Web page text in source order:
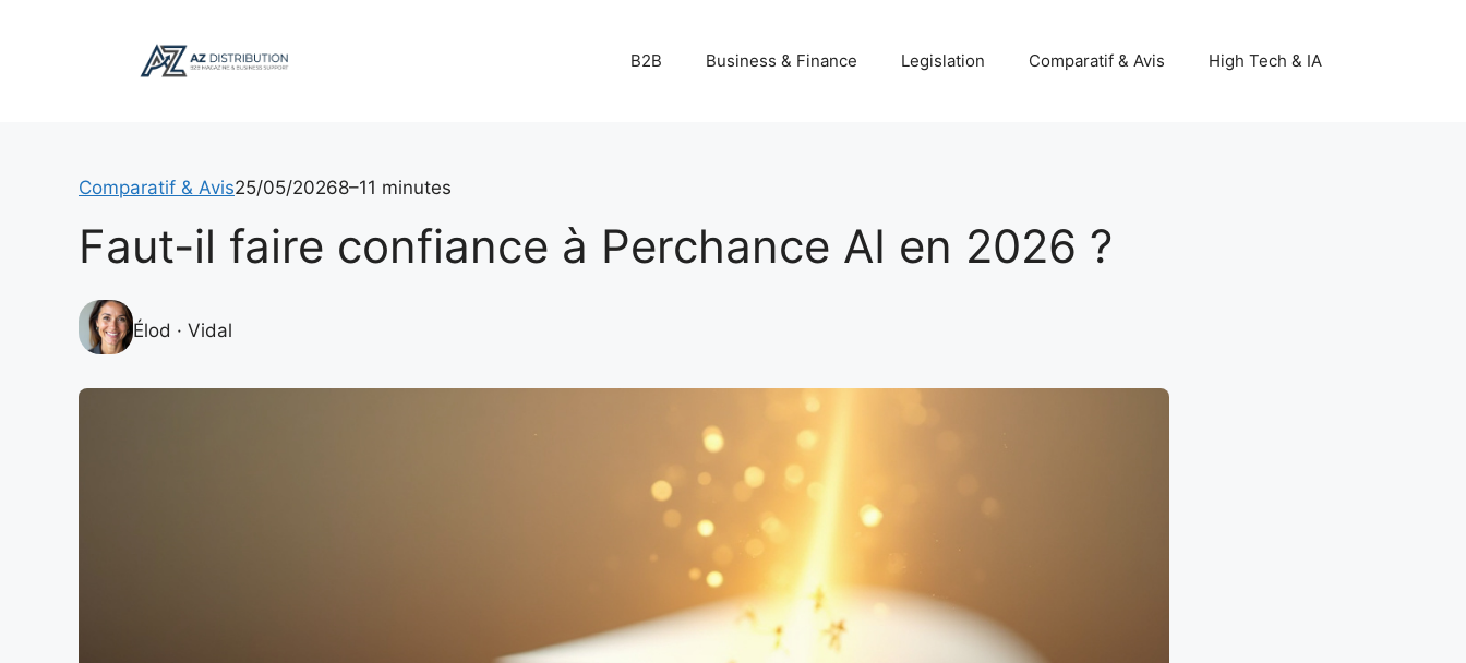
B2B Business & Finance Legislation Comparatif & Avis High Tech & IA
Comparatif & Avis25/05/20268–11 minutes
Faut-il faire confiance à Perchance AI en 2026 ?
Élod · Vidal